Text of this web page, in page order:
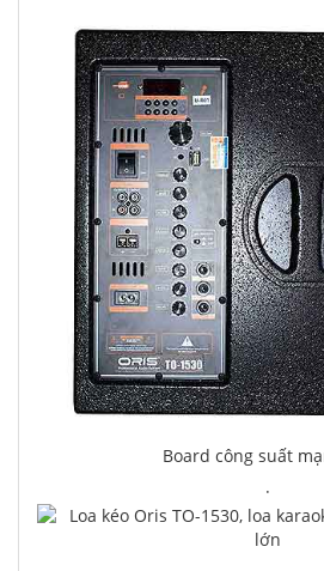
Board công suất
·